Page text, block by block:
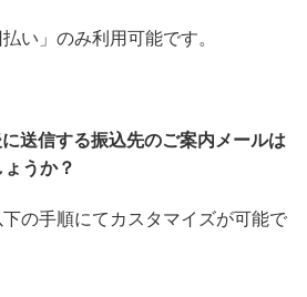
い」のみ利用可能です。
送信する振込先のご案内メールは
うか？
の手順にてカスタマイズが可能で